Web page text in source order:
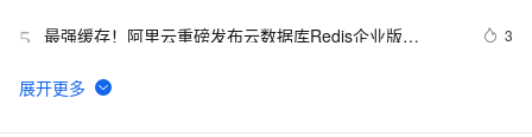
5 最强缓存！阿里云重磅发布云数据库Redis企业版
3
6 windows10企业版2016长期服务版激活